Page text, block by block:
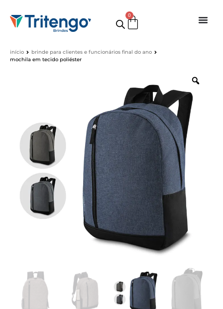
0
início
brinde para clientes e funcionários final do ano
mochila em tecido poliéster